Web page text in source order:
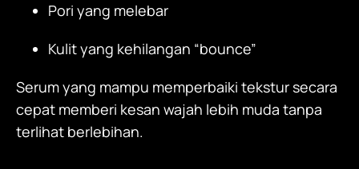
Pori yang melebar
Kulit yang kehilangan “bounce”
Serum yang mampu memperbaiki tekstur secara
cepat memberi kesan wajah lebih muda tanpa
terlihat berlebihan.